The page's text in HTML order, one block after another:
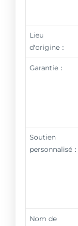
Lieu
d'origine：
Garantie：
Soutien
personnalisé：
Nom de